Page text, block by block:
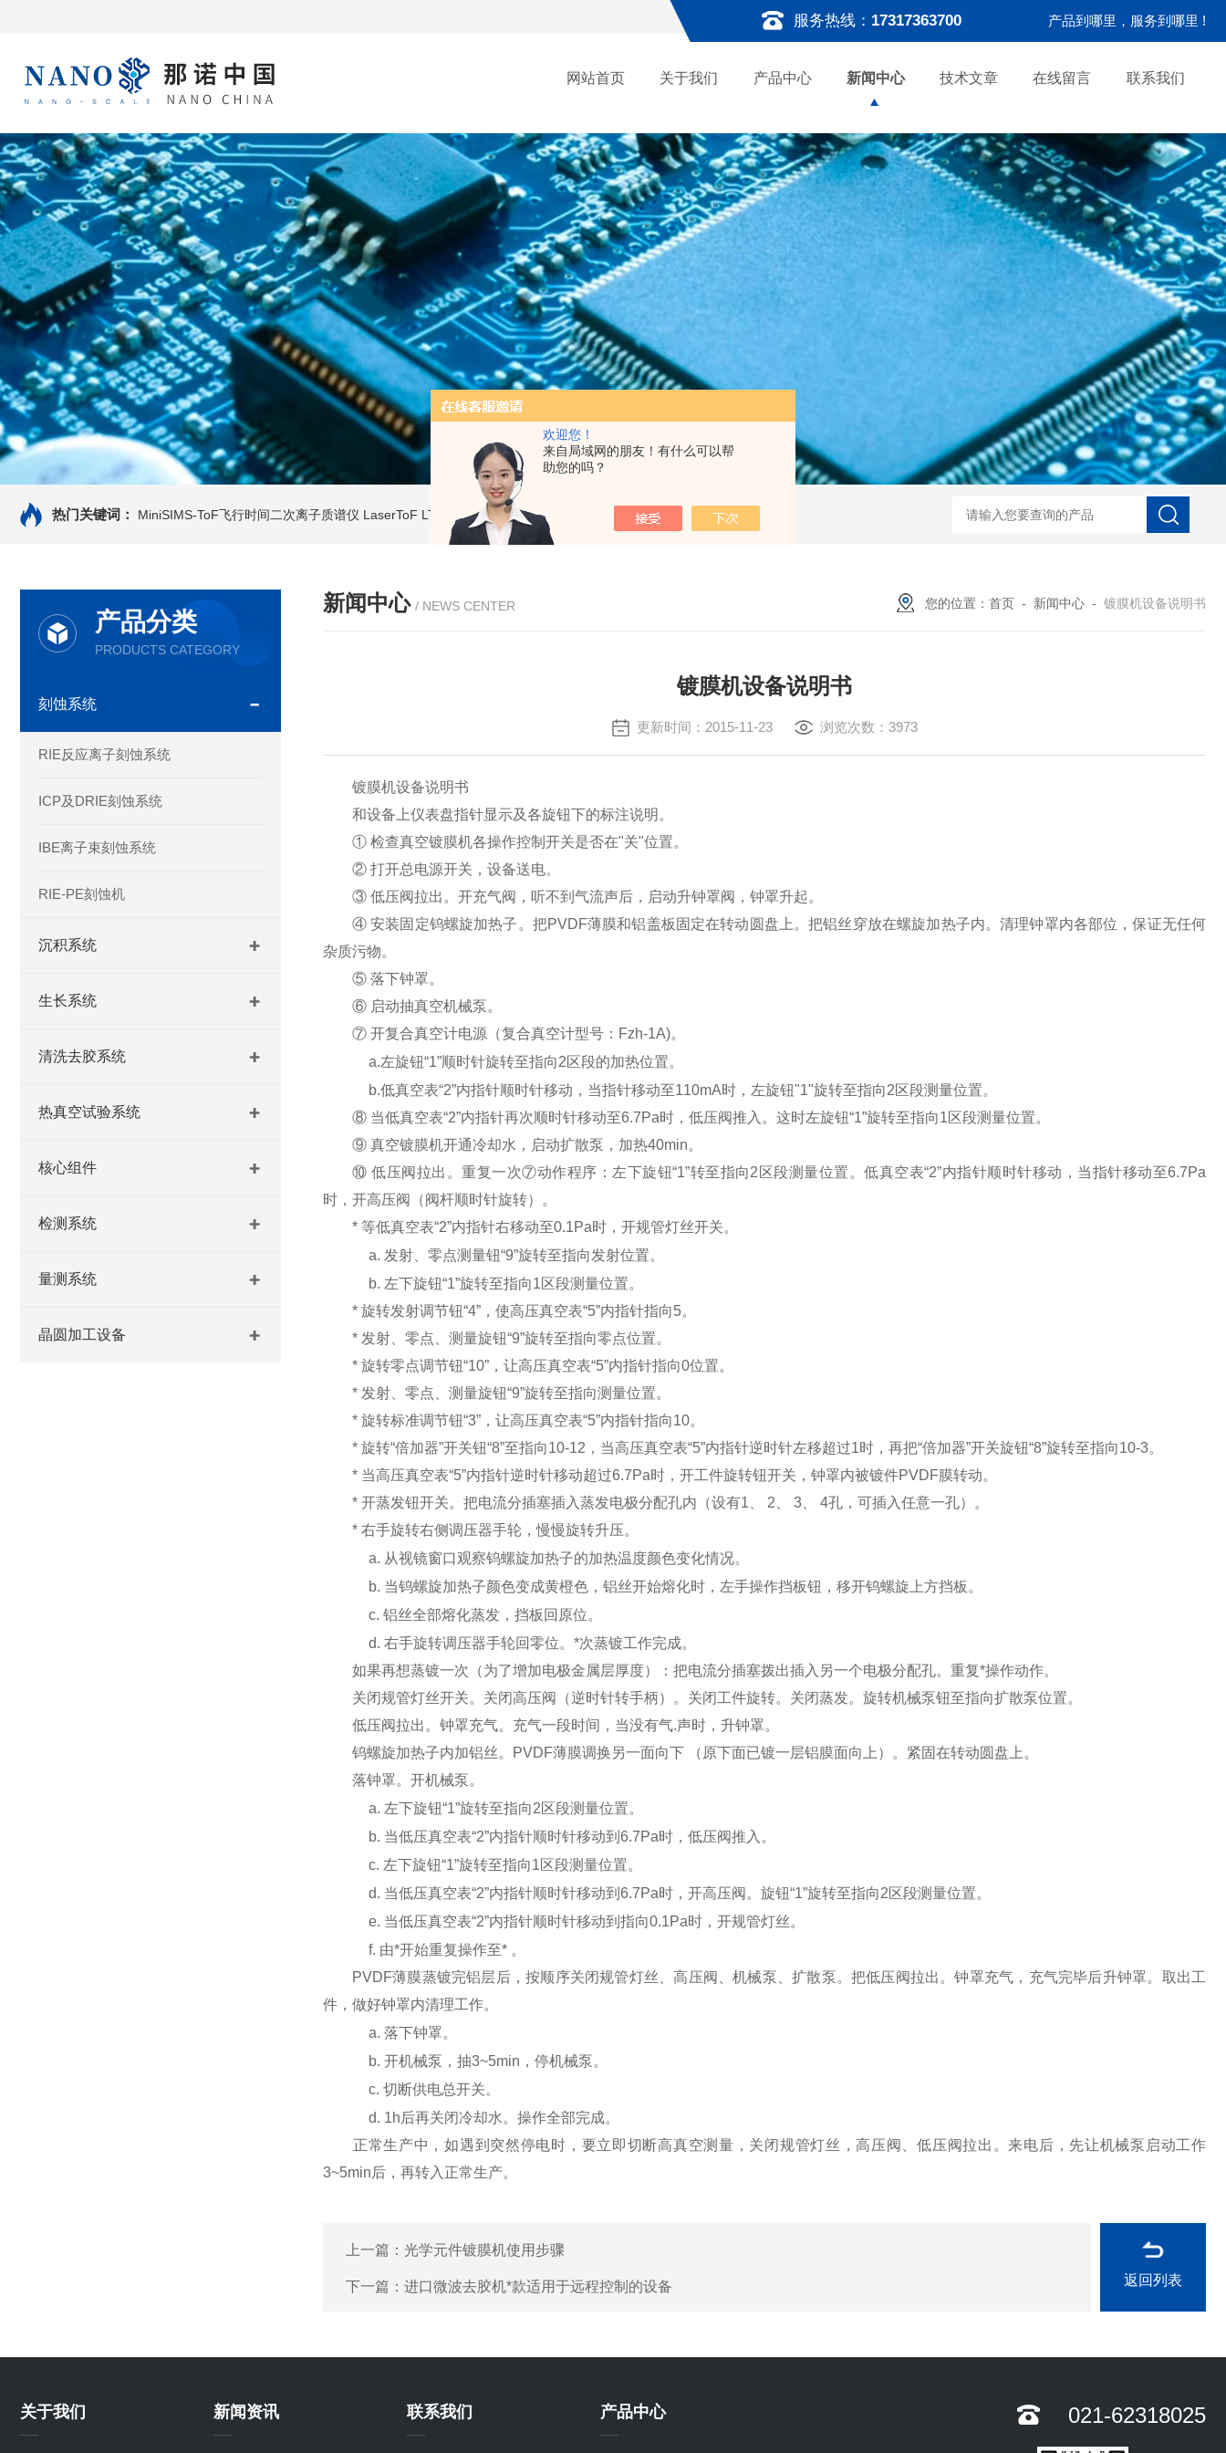
欢迎您！
来自局域网的朋友！有什么可以帮
助您的吗？
服务热线： 17317363700 产品到哪里，服务到哪里 !
网站首页 关于我们 产品中心 新闻中心 技术文章 在线留言 联系我们
热门关键词： MiniSIMS-ToF飞行时间二次离子质谱仪 LaserToF LT2 PlusMALDI-ToF 基质辅助激光解吸电离质谱仪 LaserToF LT3 Plus基质辅助激光解吸电离 MALDI-TOF MS LaserToF TT基质辅助激光解
产品分类
PRODUCTS CATEGORY
刻蚀系统
RIE反应离子刻蚀系统
ICP及DRIE刻蚀系统
IBE离子束刻蚀系统
RIE-PE刻蚀机
沉积系统
生长系统
清洗去胶系统
热真空试验系统
核心组件
检测系统
量测系统
晶圆加工设备
新闻中心 / NEWS CENTER 您的位置： 首页 - 新闻中心 - 镀膜机设备说明书
镀膜机设备说明书
更新时间：2015-11-23 浏览次数：3973
镀膜机设备说明书
和设备上仪表盘指针显示及各旋钮下的标注说明。
① 检查真空镀膜机各操作控制开关是否在"关"位置。
② 打开总电源开关，设备送电。
③ 低压阀拉出。开充气阀，听不到气流声后，启动升钟罩阀，钟罩升起。
④ 安装固定钨螺旋加热子。把PVDF薄膜和铝盖板固定在转动圆盘上。把铝丝穿放在螺旋加热子内。清理钟罩内各部位，保证无任何
杂质污物。
⑤ 落下钟罩。
⑥ 启动抽真空机械泵。
⑦ 开复合真空计电源（复合真空计型号：Fzh-1A)。
a.左旋钮“1”顺时针旋转至指向2区段的加热位置。
b.低真空表“2”内指针顺时针移动，当指针移动至110mA时，左旋钮"1"旋转至指向2区段测量位置。
⑧ 当低真空表“2”内指针再次顺时针移动至6.7Pa时，低压阀推入。这时左旋钮“1”旋转至指向1区段测量位置。
⑨ 真空镀膜机开通冷却水，启动扩散泵，加热40min。
⑩ 低压阀拉出。重复一次⑦动作程序：左下旋钮“1”转至指向2区段测量位置。低真空表“2”内指针顺时针移动，当指针移动至6.7Pa
时，开高压阀（阀杆顺时针旋转）。
* 等低真空表“2”内指针右移动至0.1Pa时，开规管灯丝开关。
a. 发射、零点测量钮“9”旋转至指向发射位置。
b. 左下旋钮“1”旋转至指向1区段测量位置。
* 旋转发射调节钮“4”，使高压真空表“5”内指针指向5。
* 发射、零点、测量旋钮“9”旋转至指向零点位置。
* 旋转零点调节钮“10”，让高压真空表“5”内指针指向0位置。
* 发射、零点、测量旋钮“9”旋转至指向测量位置。
* 旋转标准调节钮“3”，让高压真空表“5”内指针指向10。
* 旋转“倍加器”开关钮“8”至指向10-12，当高压真空表“5”内指针逆时针左移超过1时，再把“倍加器”开关旋钮“8”旋转至指向10-3。
* 当高压真空表“5”内指针逆时针移动超过6.7Pa时，开工件旋转钮开关，钟罩内被镀件PVDF膜转动。
* 开蒸发钮开关。把电流分插塞插入蒸发电极分配孔内（设有1、 2、 3、 4孔，可插入任意一孔）。
* 右手旋转右侧调压器手轮，慢慢旋转升压。
a. 从视镜窗口观察钨螺旋加热子的加热温度颜色变化情况。
b. 当钨螺旋加热子颜色变成黄橙色，铝丝开始熔化时，左手操作挡板钮，移开钨螺旋上方挡板。
c. 铝丝全部熔化蒸发，挡板回原位。
d. 右手旋转调压器手轮回零位。*次蒸镀工作完成。
如果再想蒸镀一次（为了增加电极金属层厚度）：把电流分插塞拨出插入另一个电极分配孔。重复*操作动作。
关闭规管灯丝开关。关闭高压阀（逆时针转手柄）。关闭工件旋转。关闭蒸发。旋转机械泵钮至指向扩散泵位置。
低压阀拉出。钟罩充气。充气一段时间，当没有气.声时，升钟罩。
钨螺旋加热子内加铝丝。PVDF薄膜调换另一面向下 （原下面已镀一层铝膜面向上）。紧固在转动圆盘上。
落钟罩。开机械泵。
a. 左下旋钮“1”旋转至指向2区段测量位置。
b. 当低压真空表“2”内指针顺时针移动到6.7Pa时，低压阀推入。
c. 左下旋钮“1”旋转至指向1区段测量位置。
d. 当低压真空表“2”内指针顺时针移动到6.7Pa时，开高压阀。旋钮“1”旋转至指向2区段测量位置。
e. 当低压真空表“2”内指针顺时针移动到指向0.1Pa时，开规管灯丝。
f. 由*开始重复操作至* 。
PVDF薄膜蒸镀完铝层后，按顺序关闭规管灯丝、高压阀、机械泵、扩散泵。把低压阀拉出。钟罩充气，充气完毕后升钟罩。取出工
件，做好钟罩内清理工作。
a. 落下钟罩。
b. 开机械泵，抽3~5min，停机械泵。
c. 切断供电总开关。
d. 1h后再关闭冷却水。操作全部完成。
正常生产中，如遇到突然停电时，要立即切断高真空测量，关闭规管灯丝，高压阀、低压阀拉出。来电后，先让机械泵启动工作
3~5min后，再转入正常生产。
上一篇： 光学元件镀膜机使用步骤
下一篇： 进口微波去胶机*款适用于远程控制的设备 返回列表
关于我们 新闻资讯 联系我们 产品中心 021-62318025